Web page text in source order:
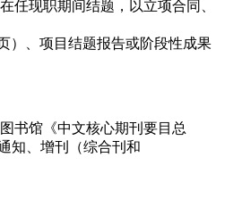
任现职期间结题，以立项合同、
）、项目结题报告或阶段性成果
书馆《中文核心期刊要目总
知、增刊（综合刊和